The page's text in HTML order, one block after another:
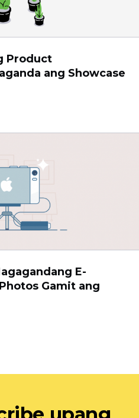
Product
ang Showcase
E-
Gamit ang